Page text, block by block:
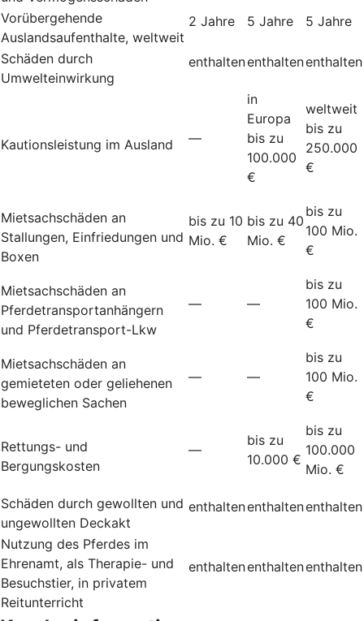
Vorübergehende
Auslandsaufenthalte, weltweit
2 Jahre 5 Jahre 5 Jahre
Schäden durch
Umwelteinwirkung
enthaltenenthaltenenthalten
Kautionsleistung im Ausland —
in
Europa
bis zu
100.000
€
weltweit
bis zu
250.000
€
Mietsachschäden an
Stallungen, Einfriedungen und
Boxen
bis zu 10
Mio. €
bis zu 40
Mio. €
bis zu
100 Mio.
€
Mietsachschäden an
Pferdetransportanhängern
und Pferdetransport-Lkw
— —
bis zu
100 Mio.
€
Mietsachschäden an
gemieteten oder geliehenen
beweglichen Sachen
— —
bis zu
100 Mio.
€
Rettungs- und
Bergungskosten
—
bis zu
10.000 €
bis zu
100.000
Mio. €
Schäden durch gewollten und
ungewollten Deckakt
enthaltenenthaltenenthalten
Nutzung des Pferdes im
Ehrenamt, als Therapie- und
Besuchstier, in privatem
Reitunterricht
enthaltenenthaltenenthalten